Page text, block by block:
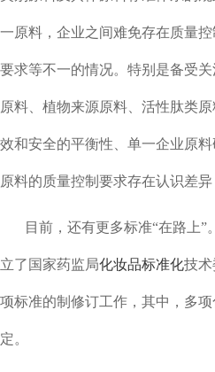
一原料，企业之间难免存在质量
要求等不一的情况。特别是备受
原料、植物来源原料、活性肽类
效和安全的平衡性、单一企业原
原料的质量控制要求存在认识差异
目前，还有更多标准“在路上”
立了国家药监局化妆品标准化技术
项标准的制修订工作，其中，多
定。